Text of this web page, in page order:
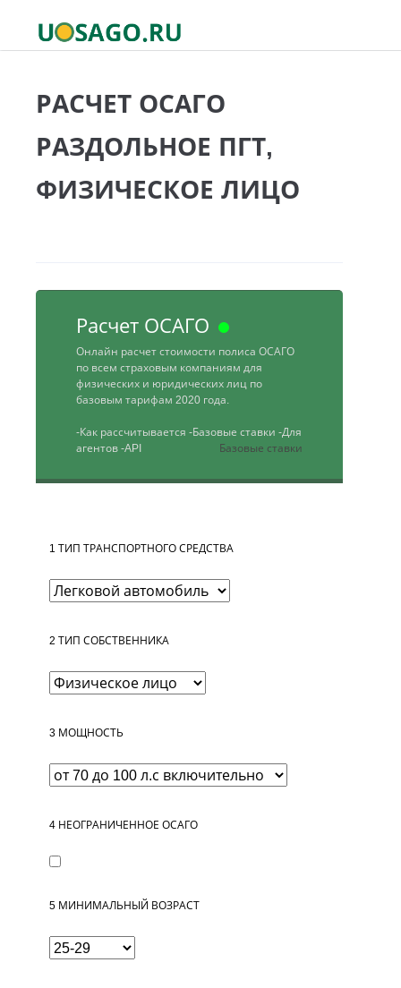
РАСЧЕТ ОСАГО
РАЗДОЛЬНОЕ ПГТ,
ФИЗИЧЕСКОЕ ЛИЦО
Расчет ОСАГО
Онлайн расчет стоимости полиса ОСАГО
по всем страховым компаниям для
физических и юридических лиц по
базовым тарифам 2020 года.
-Как рассчитывается -Базовые ставки -Для
агентов-API Базовые ставки
1 ТИП ТРАНСПОРТНОГО СРЕДСТВА
2 ТИП СОБСТВЕННИКА
3 МОЩНОСТЬ
4 НЕОГРАНИЧЕННОЕ ОСАГО
5 МИНИМАЛЬНЫЙ ВОЗРАСТ